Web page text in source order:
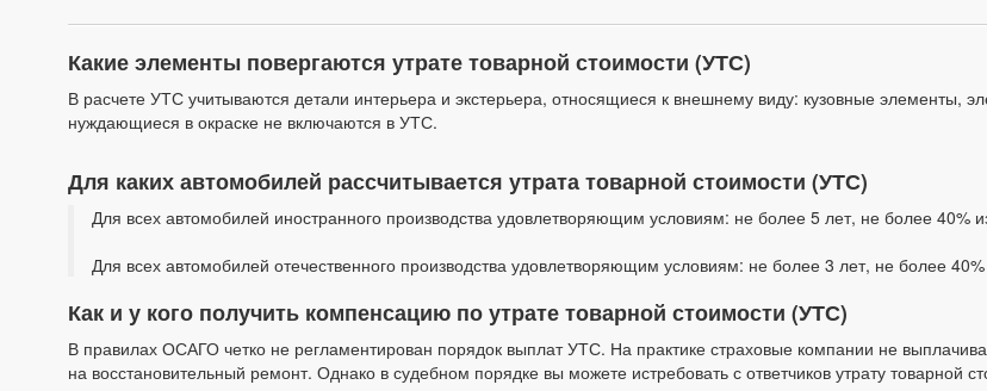
Какие элементы повергаются утрате товарной стоимости (УТС)
В расчете УТС учитываются детали интерьера и экстерьера, относящиеся к внешнему виду: кузовные элементы,
нуждающиеся в окраске не включаются в УТС.
Для каких автомобилей рассчитывается утрата товарной стоимости (УТС)
Для всех автомобилей иностранного производства удовлетворяющим условиям: не более 5 лет, не более 40%
Для всех автомобилей отечественного производства удовлетворяющим условиям: не более 3 лет, не более
Как и у кого получить компенсацию по утрате товарной стоимости (УТС)
В правилах ОСАГО четко не регламентирован порядок выплат УТС. На практике страховые компании не
на восстановительный ремонт. Однако в судебном порядке вы можете истребовать с ответчиков утрату товарной